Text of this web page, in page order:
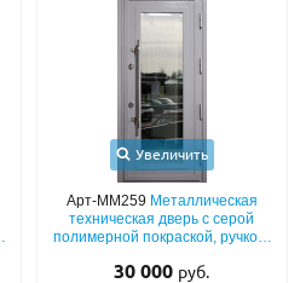
Увеличить
Арт-ММ259 Металлическая
техническая дверь с серой
полимерной покраской, ручкой-
остеклением
30 000 руб.